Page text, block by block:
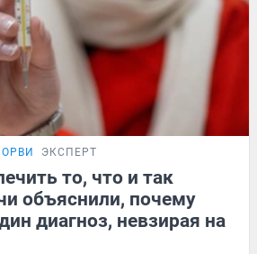
ЭКСПЕРТ
то, что и так
объяснили, почему
диагноз, невзирая на